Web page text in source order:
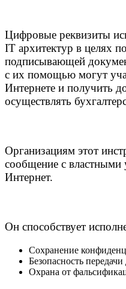
Цифровые реквизиты
IT архитектур в целях
подписывающей
с их помощью могут
Интернете и получить
осуществлять
Организациям этот
сообщение с властными
Интернет.
Он способствует
Сохранение
Безопасность
Охрана от